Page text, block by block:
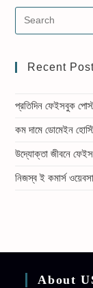
Recent
প্রতিদিন ফেইসবুক
কম দামে ডোমেইন
উদ্যোক্তা জীবনে
নিজস্ব ই কমার্স
About